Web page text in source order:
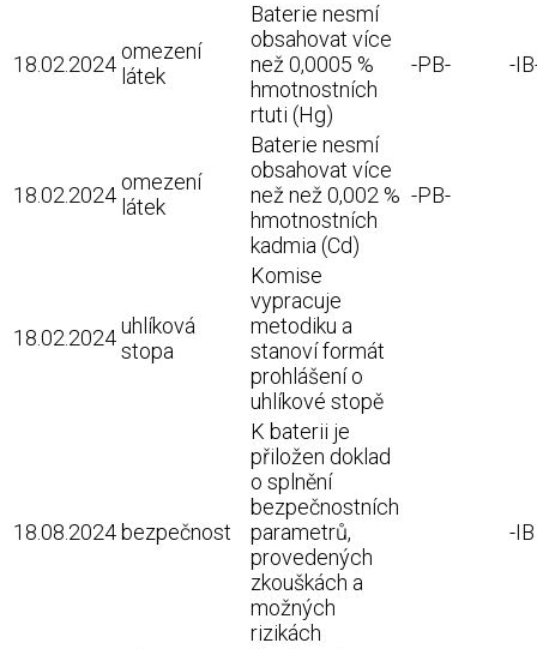
18.02.2024
omezení
látek
Baterie nesmí
obsahovat více
než 0,0005 %
hmotnostních
rtuti (Hg)
-PB- -
18.02.2024
omezení
látek
Baterie nesmí
obsahovat více
než než 0,002 %
hmotnostních
kadmia (Cd)
-PB-
18.02.2024uhlíková
stopa
Komise
vypracuje
metodiku a
stanoví formát
prohlášení o
uhlíkové stopě
18.08.2024 bezpečnost
K baterii je
přiložen doklad
o splnění
bezpečnostních
parametrů,
provedených
zkouškách a
možných
rizikách
-